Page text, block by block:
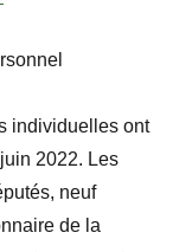
individuelles ont
2022. Les
neuf
de la